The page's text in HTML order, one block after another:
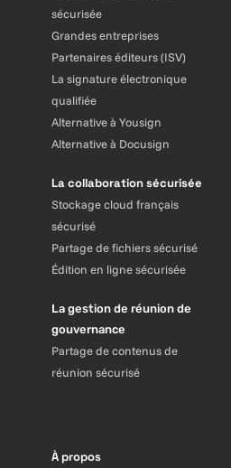
sécurisée
Grandes entreprises
Partenaires éditeurs (ISV)
La signature électronique
qualifiée
Alternative à Yousign
Alternative à Docusign
La collaboration sécurisée
Stockage cloud français
sécurisé
Partage de fichiers sécurisé
Édition en ligne sécurisée
La gestion de réunion de
gouvernance
Partage de contenus de
réunion sécurisé
À propos